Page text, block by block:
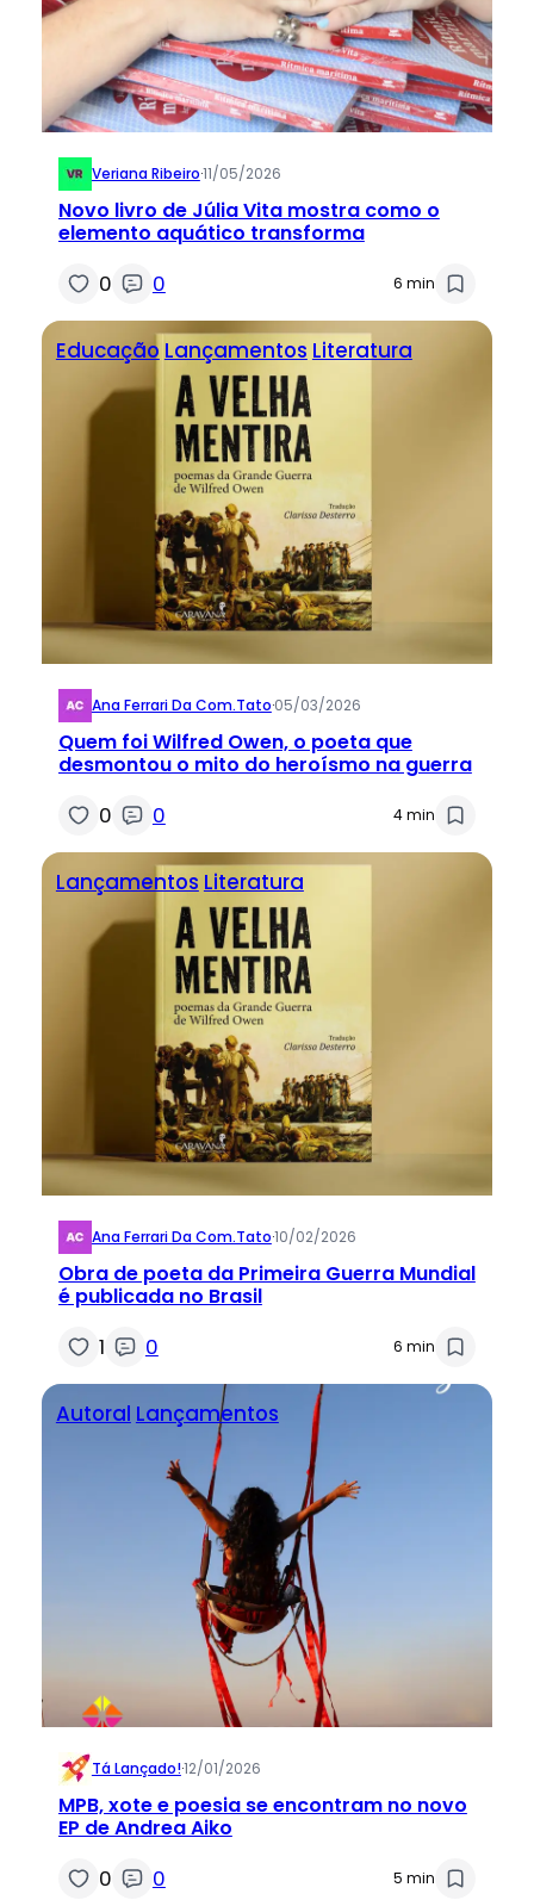
Veriana Ribeiro·11/05/2026
Novo livro de Júlia Vita mostra como o
elemento aquático transforma
0 0 6 min
Educação Lançamentos Literatura
Ana Ferrari Da Com.tato·05/03/2026
Quem foi Wilfred Owen, o poeta que
desmontou o mito do heroísmo na guerra
0 0 4 min
Lançamentos Literatura
Ana Ferrari Da Com.tato·10/02/2026
Obra de poeta da Primeira Guerra Mundial
é publicada no Brasil
1 0 6 min
Autoral Lançamentos
Tá Lançado!·12/01/2026
MPB, xote e poesia se encontram no novo
EP de Andrea Aiko
0 0 5 min